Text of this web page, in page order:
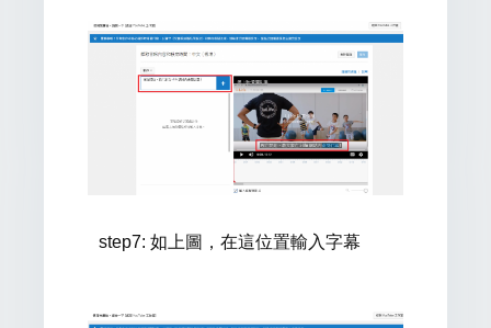
step7: 如上圖，在這位置輸入字幕